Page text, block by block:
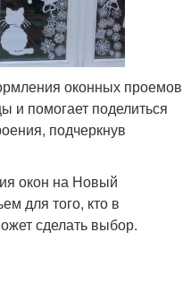
оконных проемов
и помогает поделиться
подчеркнув
окон на Новый
для того, кто в
сделать выбор.